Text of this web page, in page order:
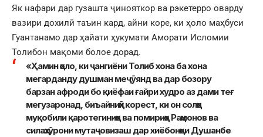
Як нафари дар гузашта ҷинояткор ва рэкетерро оварду
вазири дохилӣ таъин кард, айни коре, ки ҳоло маҳбуси
Гуантанамо дар ҳайати ҳукумати Аморати Исломии
Толибон мақоми болое дорад.
«Ҳамин ҳоло, ки ҷангиёни Толиб хона ба хона
мегарданду душман меҷӯянд ва дар бозору
барзан афроди бо қиёфаи ғайри худро аз дами теғ
мегузаронад, биъайниҳӣ корест, ки он солҳо
муқобили қаротегиниҳо ва помириҳо Раҳмонов ва
силаҳзӯрони мутаҷовизаш дар хиёбонҳои Душанбе